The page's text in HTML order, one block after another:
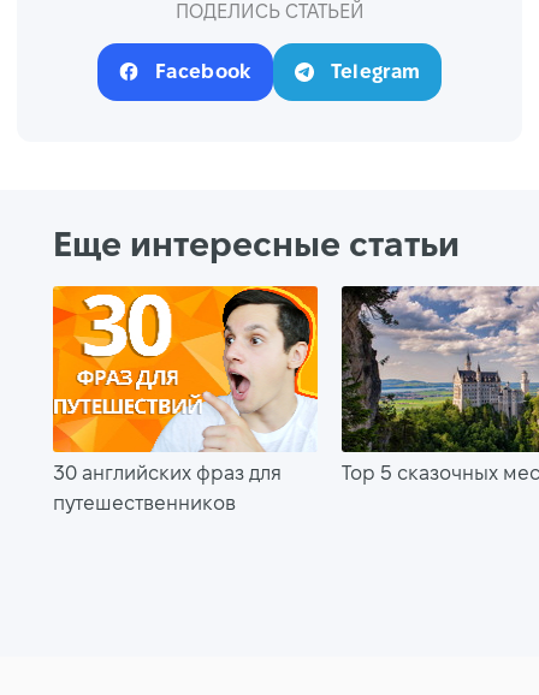
ПОДЕЛИСЬ СТАТЬЕЙ
Facebook Telegram
Еще интересные статьи
30 английских фраз для
путешественников
Top 5 сказочных